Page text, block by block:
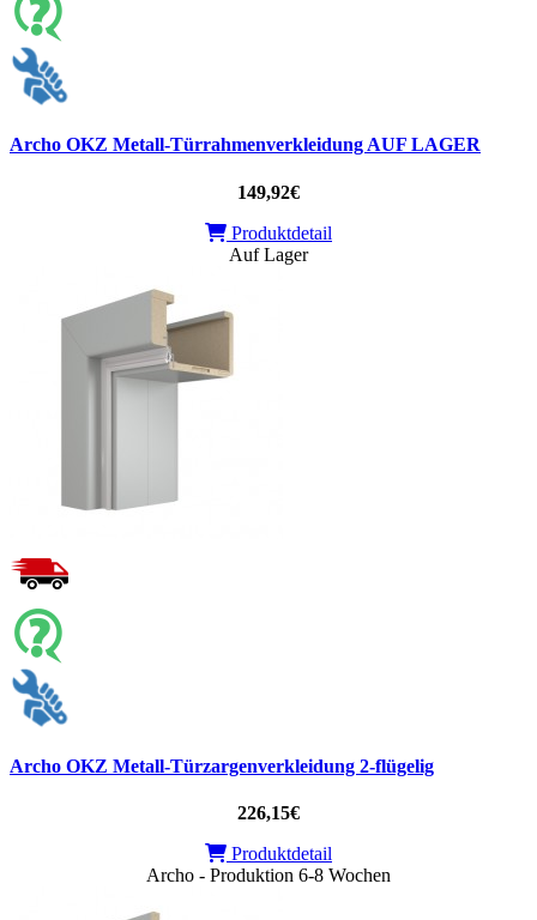
Archo OKZ Metall-Türrahmenverkleidung AUF LAGER
149,92€
Produktdetail
Auf Lager
Archo OKZ Metall-Türzargenverkleidung 2-flügelig
226,15€
Produktdetail
Archo - Produktion 6-8 Wochen